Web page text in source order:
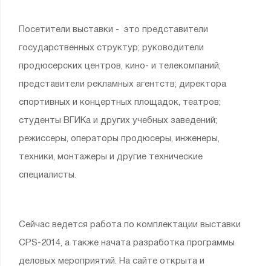
Посетители выставки - это представители
государственных структур; руководители
продюсерских центров, кино- и телекомпаний;
представители рекламных агентств; директора
спортивных и концертных площадок, театров;
студенты ВГИКа и других учебных заведений;
режиссеры, операторы продюсеры, инженеры,
техники, монтажеры и другие технические
специалисты.
Сейчас ведется работа по комплектации выставки
CPS-2014, а также начата разработка программы
деловых мероприятий. На сайте открыта и